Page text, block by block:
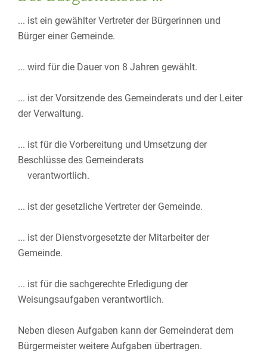
... ist ein gewählter Vertreter der Bürgerinnen und
Bürger einer Gemeinde.
... wird für die Dauer von 8 Jahren gewählt.
... ist der Vorsitzende des Gemeinderats und der Leiter
der Verwaltung.
... ist für die Vorbereitung und Umsetzung der
Beschlüsse des Gemeinderats
verantwortlich.
... ist der gesetzliche Vertreter der Gemeinde.
... ist der Dienstvorgesetzte der Mitarbeiter der
Gemeinde.
... ist für die sachgerechte Erledigung der
Weisungsaufgaben verantwortlich.
Neben diesen Aufgaben kann der Gemeinderat dem
Bürgermeister weitere Aufgaben übertragen.